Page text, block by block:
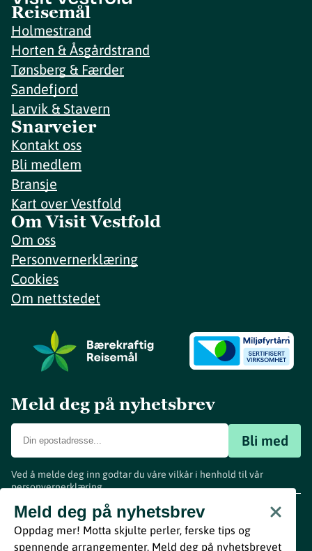
Reisemål
Holmestrand
Horten & Åsgårdstrand
Tønsberg & Færder
Sandefjord
Larvik & Stavern
Snarveier
Kontakt oss
Bli medlem
Bransje
Kart over Vestfold
Om Visit Vestfold
Om oss
Personvernerklæring
Cookies
Om nettstedet
Meld deg på nyhetsbrev
Bli med
Ved å melde deg inn godtar du våre vilkår i henhold til vår
personvernerklæring.
Meld deg på nyhetsbrev
Oppdag mer! Motta skjulte perler, ferske tips og
spennende arrangementer. Meld deg på nyhetsbrevet
www.visitvestfold.com
Turistinformasjon
Vestfold Fylkeskommune